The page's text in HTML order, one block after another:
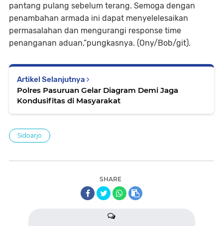
pantang pulang sebelum terang. Semoga dengan
penambahan armada ini dapat menyelelesaikan
permasalahan dan mengurangi response time
penanganan aduan,”pungkasnya. (Ony/Bob/git).
Artikel Selanjutnya
Polres Pasuruan Gelar Diagram Demi Jaga
Kondusifitas di Masyarakat
Sidoarjo
SHARE